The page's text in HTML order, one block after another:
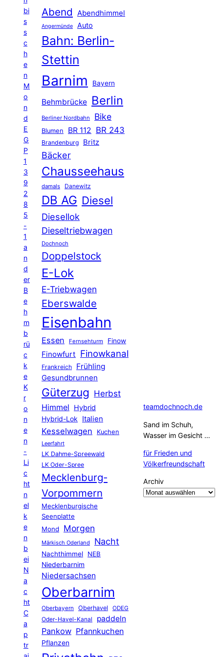
bi
s
s
c
h
e
n
M
o
n
d
E
G
P
1
3
9
2
8
5
-
1
a
n
d
er
B
e
h
m
b
rü
c
k
e
K
r
o
n
e
n
-
Li
c
ht
n
el
k
e
n
b
ei
N
a
c
ht
C
a
p
tr
Abend Abendhimmel
Angermünde Auto
Bahn: Berlin-
Stettin
Barnim Bayern
Behmbrücke Berlin
Berliner Nordbahn Bike
Blumen BR 112 BR 243
Brandenburg Britz
Bäcker
Chausseehaus
damals Danewitz
DB AG Diesel
Diesellok
Dieseltriebwagen
Dochnoch
Doppelstock
E-Lok
E-Triebwagen
Eberswalde
Eisenbahn
Essen Fernsehturm Finow
Finowfurt Finowkanal
Frankreich Frühling
Gesundbrunnen
Güterzug Herbst
Himmel
Hybrid
Hybrid-Lok Italien
Kesselwagen Kuchen
Leerfahrt
LK Dahme-Spreewald
LK Oder-Spree
Mecklenburg-
Vorpommern
Mecklenburgische
Seenplatte
Mond
Morgen
Märkisch Oderland Nacht
Nachthimmel
NEB
Niederbarnim
Niedersachsen
Oberbarnim
Oberbayern Oberhavel ODEG
Oder-Havel-Kanal paddeln
Pankow Pfannkuchen
Pflanzen
teamdochnoch.de
Sand im Schuh,
Wasser im Gesicht …
für Frieden und
Völkerfreundschaft
Archiv